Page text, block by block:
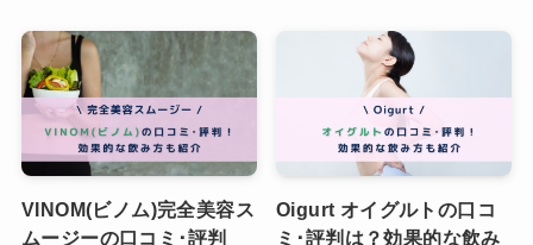
VINOM(ビノム)完全美容ス
ムージーの口コミ･評判
Oigurt オイグルトの口コ
ミ･評判は？効果的な飲み